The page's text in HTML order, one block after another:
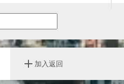
加入返回